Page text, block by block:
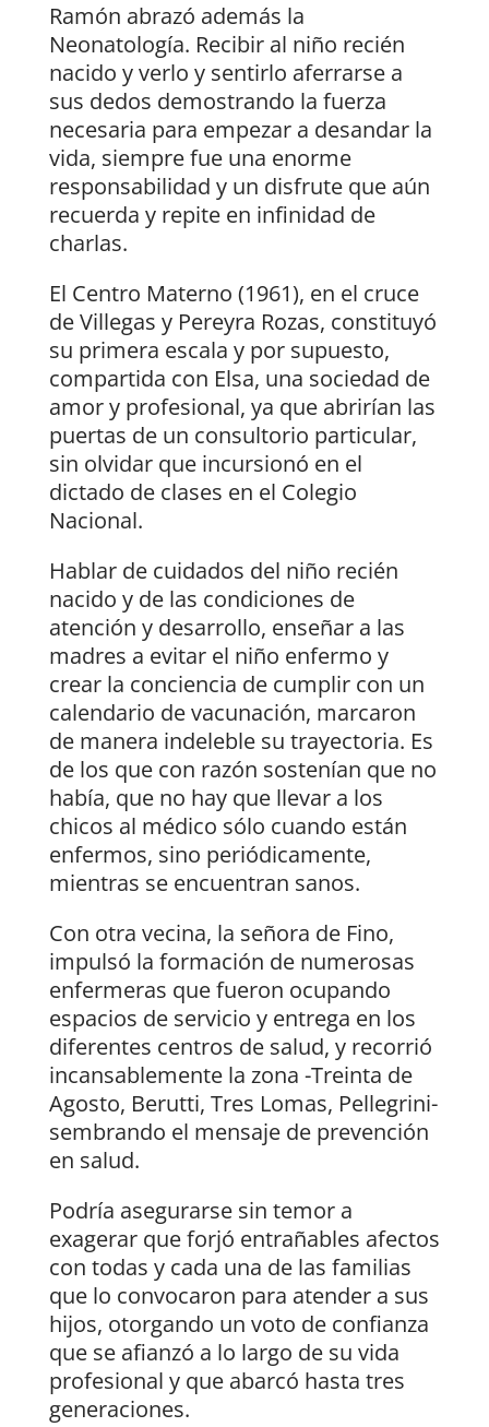
Ramón abrazó además la
Neonatología. Recibir al niño recién
nacido y verlo y sentirlo aferrarse a
sus dedos demostrando la fuerza
necesaria para empezar a desandar la
vida, siempre fue una enorme
responsabilidad y un disfrute que aún
recuerda y repite en infinidad de
charlas.
El Centro Materno (1961), en el cruce
de Villegas y Pereyra Rozas, constituyó
su primera escala y por supuesto,
compartida con Elsa, una sociedad de
amor y profesional, ya que abrirían las
puertas de un consultorio particular,
sin olvidar que incursionó en el
dictado de clases en el Colegio
Nacional.
Hablar de cuidados del niño recién
nacido y de las condiciones de
atención y desarrollo, enseñar a las
madres a evitar el niño enfermo y
crear la conciencia de cumplir con un
calendario de vacunación, marcaron
de manera indeleble su trayectoria. Es
de los que con razón sostenían que no
había, que no hay que llevar a los
chicos al médico sólo cuando están
enfermos, sino periódicamente,
mientras se encuentran sanos.
Con otra vecina, la señora de Fino,
impulsó la formación de numerosas
enfermeras que fueron ocupando
espacios de servicio y entrega en los
diferentes centros de salud, y recorrió
incansablemente la zona -Treinta de
Agosto, Berutti, Tres Lomas, Pellegrini-
sembrando el mensaje de prevención
en salud.
Podría asegurarse sin temor a
exagerar que forjó entrañables afectos
con todas y cada una de las familias
que lo convocaron para atender a sus
hijos, otorgando un voto de confianza
que se afianzó a lo largo de su vida
profesional y que abarcó hasta tres
generaciones.